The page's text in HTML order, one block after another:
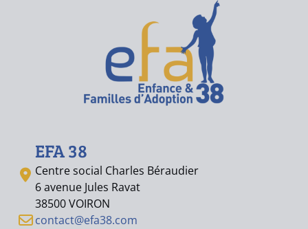
EFA 38
Centre social Charles Béraudier
6 avenue Jules Ravat
38500 VOIRON
contact@efa38.com